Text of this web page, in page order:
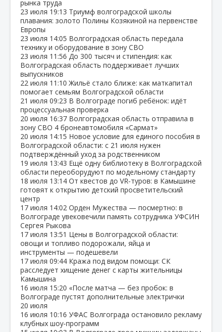
рынка труда
23 июля 19:13 Триумф волгоградской школы
плавания: золото Полины Козякиной на первенстве
Европы
23 июля 14:05 Волгоградская область передала
технику и оборудование в зону СВО
23 июля 11:56 До 300 тысяч и стипендия: как
Волгоградская область поддерживает лучших
выпускников
22 июля 11:10 Жильё стало ближе: как маткапитал
помогает семьям Волгоградской области
21 июля 09:23 В Волгограде погиб ребёнок: идёт
процессуальная проверка
20 июля 16:37 Волгоградская область отправила в
зону СВО 4 бронеавтомобиля «Сармат»
20 июля 14:15 Новое условие для единого пособия в
Волгоградской области: с 21 июля нужен
подтверждённый уход за родственником
19 июля 13:43 Ещё одну библиотеку в Волгоградской
области переоборудуют по модельному стандарту
18 июля 13:14 От квестов до VR‑туров: в Камышине
готовят к открытию детский просветительский
центр
17 июля 14:02 Орден Мужества — посмертно: в
Волгограде увековечили память сотрудника УФСИН
Сергея Рыкова
17 июля 13:51 Цены в Волгоградской области:
овощи и топливо подорожали, яйца и
инструменты — подешевели
17 июля 09:44 Кража под видом помощи: СК
расследует хищение денег с карты жительницы
Камышина
16 июля 15:20 «После матча — без пробок: в
Волгограде пустят дополнительные электрички
20 июля
16 июля 10:16 УФАС Волгограда остановило рекламу
клубных шоу‑программ